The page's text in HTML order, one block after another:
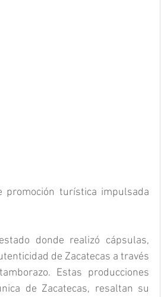
promoción turística impulsada
donde realizó cápsulas,
de Zacatecas a través
Estas producciones
de Zacatecas, resaltan su